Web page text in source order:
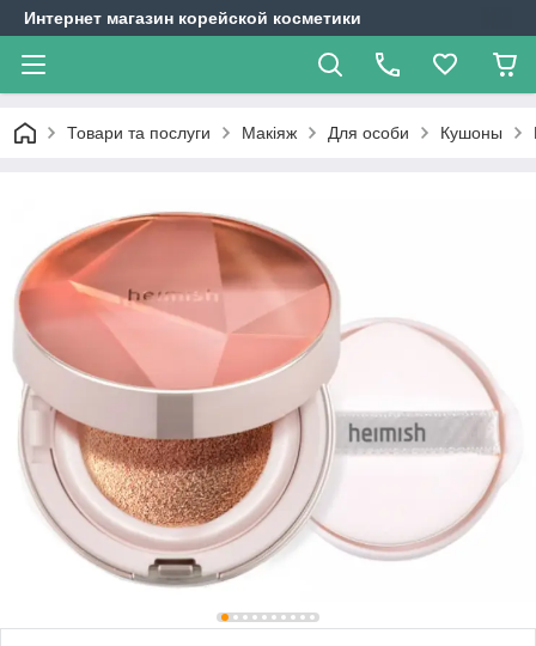
Интернет магазин корейской косметики
Товари та послуги Макіяж Для особи Кушоны